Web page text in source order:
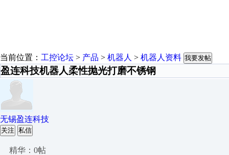
当前位置： 工控论坛 > 产品 > 机器人 > 机器人资料 我要发帖
盈连科技机器人柔性抛光打磨不锈钢
无锡盈连科技
关注 私信
精华：0帖